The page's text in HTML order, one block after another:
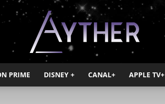
Ayther
PRIME DISNEY + CANAL+ APPLE TV+